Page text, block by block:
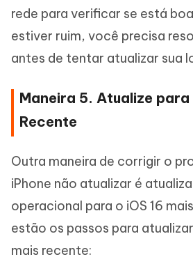
rede para verificar se está
estiver ruim, você precisa
antes de tentar atualizar sua
Maneira 5. Atualize para
Recente
Outra maneira de corrigir o
iPhone não atualizar é
operacional para o iOS 16
estão os passos para
mais recente: